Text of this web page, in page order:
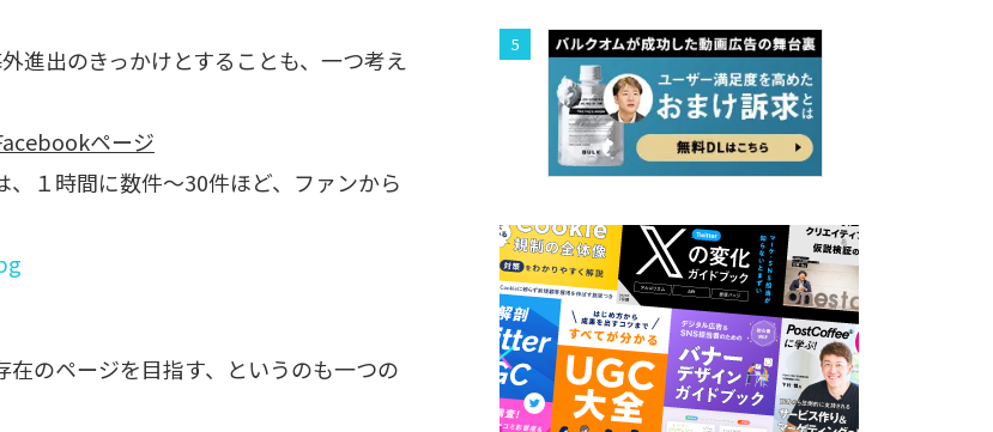
進出のきっかけとすることも、一つ考え
ページ
１時間に数件～30件ほど、ファンから
のページを目指す、というのも一つの